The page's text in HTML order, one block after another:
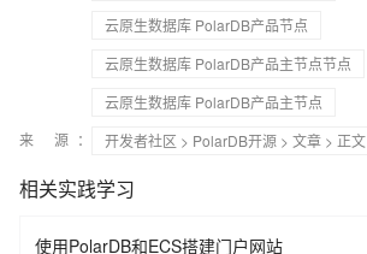
云原生数据库 PolarDB产品节点
云原生数据库 PolarDB产品主节点节点
云原生数据库 PolarDB产品主节点
来 源：
开发者社区 > PolarDB开源 > 文章 > 正文
相关实践学习
使用PolarDB和ECS搭建门户网站